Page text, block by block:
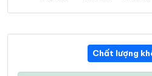
Chất lượng